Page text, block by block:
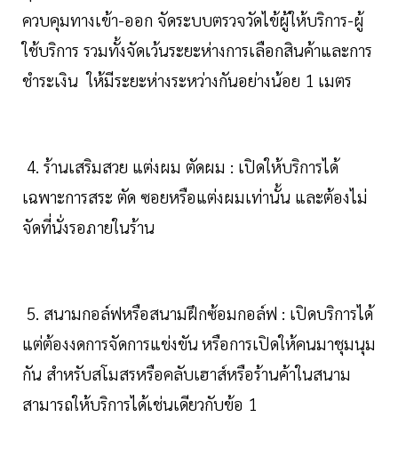
ควบคุมทางเข้า-ออก จัดระบบตรวจวัดไข้ผู้ให้บริการ-ผู้
ใช้บริการ รวมทั้งจัดเว้นระยะห่างการเลือกสินค้าและการ
ชำระเงิน ให้มีระยะห่างระหว่างกันอย่างน้อย 1 เมตร
4. ร้านเสริมสวย แต่งผม ตัดผม : เปิดให้บริการได้
เฉพาะการสระ ตัด ซอยหรือแต่งผมเท่านั้น และต้องไม่
จัดที่นั่งรอภายในร้าน
5. สนามกอล์ฟหรือสนามฝึกซ้อมกอล์ฟ : เปิดบริการได้
แต่ต้องงดการจัดการแข่งขัน หรือการเปิดให้คนมาชุมนุม
กัน สำหรับสโมสรหรือคลับเฮาส์หรือร้านค้าในสนาม
สามารถให้บริการได้เช่นเดียวกับข้อ 1